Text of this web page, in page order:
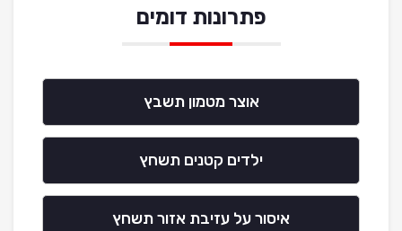
פתרונות דומים
אוצר מטמון תשבץ
ילדים קטנים תשחץ
איסור על עזיבת אזור תשחץ